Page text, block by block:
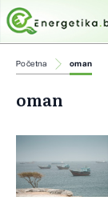
Početna oman
oman